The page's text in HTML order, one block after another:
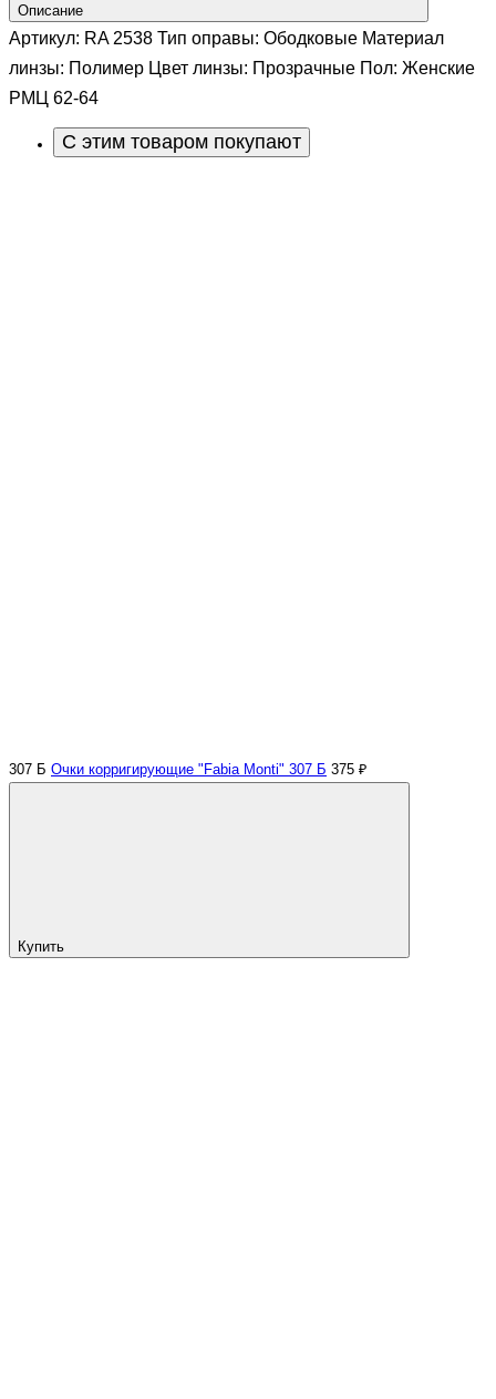
Описание
Артикул: RA 2538 Тип оправы: Ободковые Материал
линзы: Полимер Цвет линзы: Прозрачные Пол: Женские
РМЦ 62-64
С этим товаром покупают
307 Б Очки корригирующие "Fabia Monti" 307 Б 375 ₽
Купить